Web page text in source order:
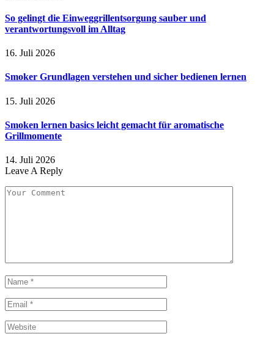
So gelingt die Einweggrillentsorgung sauber und
verantwortungsvoll im Alltag
16. Juli 2026
Smoker Grundlagen verstehen und sicher bedienen lernen
15. Juli 2026
Smoken lernen basics leicht gemacht für aromatische
Grillmomente
14. Juli 2026
Leave A Reply